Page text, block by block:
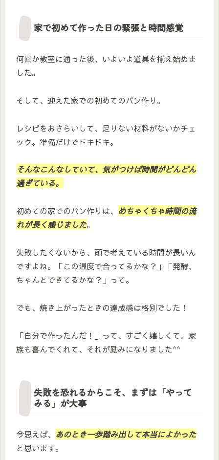
家で初めて作った日の緊張と時間感覚
何回か教室に通った後、いよいよ道具を揃え始めま
した。
そして、迎えた家での初めてのパン作り。
レシピをおさらいして、足りない材料がないかチェ
ック。準備だけでドキドキ。
そんなこんなしていて、気がつけば時間がどんどん
過ぎている。
初めての家でのパン作りは、 めちゃくちゃ時間の流
れが長く感じました。
失敗したくないから、頭で考えている時間が長いん
ですよね。「この温度で合ってるかな？」「発酵、
ちゃんとできてるかな？」って。
でも、焼き上がったときの達成感は格別でした！
「自分で作ったんだ！」って、すごく嬉しくて。家
族も喜んでくれて、それが励みになりました^^
失敗を恐れるからこそ、まずは「やって
みる」が大事
今思えば、 あのとき一歩踏み出して本当によかった
と思います。